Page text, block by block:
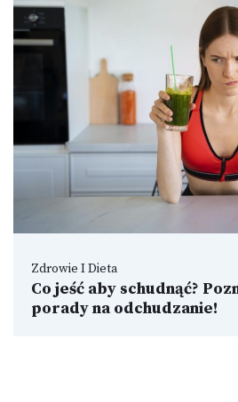
Zdrowie I Dieta
Co jeść aby schudnąć?
porady na odchudzanie!